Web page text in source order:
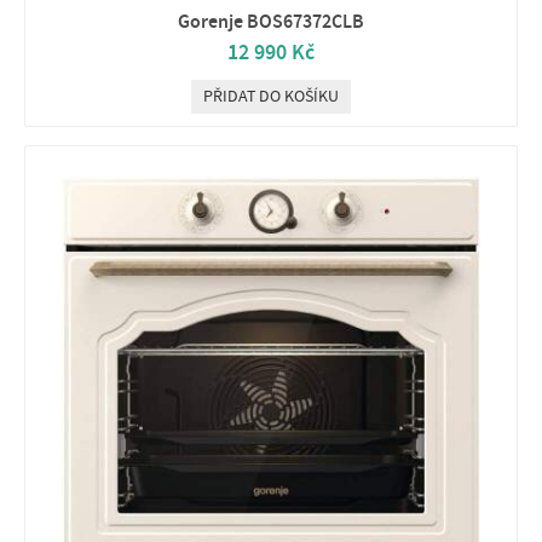
Gorenje BOS67372CLB
12 990 Kč
PŘIDAT DO KOŠÍKU